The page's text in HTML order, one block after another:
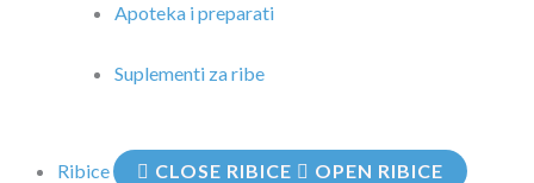
Apoteka i preparati
Suplementi za ribe
Ribice CLOSE RIBICE
OPEN RIBICE